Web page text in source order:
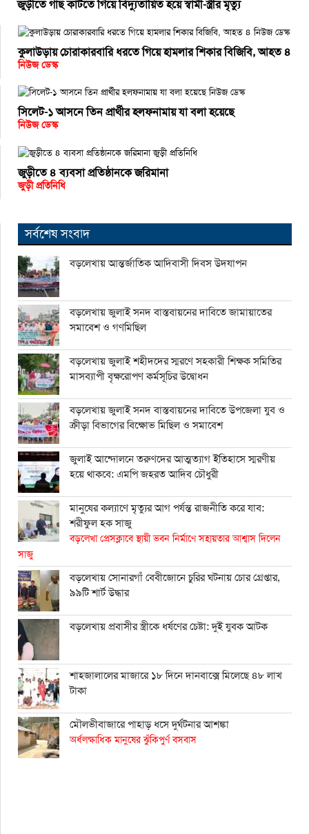
জুড়ীতে গাছ কাটতে গিয়ে বিদ্যুতায়িত হয়ে স্বামী-স্ত্রীর মৃত্যু
কুলাউড়ায় চোরাকারবারি ধরতে গিয়ে হামলার শিকার বিজিবি, আহত ৪
নিউজ ডেস্ক
সিলেট-১ আসনে তিন প্রার্থীর হলফনামায় যা বলা হয়েছে
নিউজ ডেস্ক
জুড়ীতে ৪ ব্যবসা প্রতিষ্ঠানকে জরিমানা
জুড়ী প্রতিনিধি
সর্বশেষ সংবাদ
বড়লেখায় আন্তর্জাতিক আদিবাসী দিবস উদযাপন
বড়লেখায় জুলাই সনদ বাস্তবায়নের দাবিতে জামায়াতের
সমাবেশ ও গণমিছিল
বড়লেখায় জুলাই শহীদদের স্মরণে সহকারী শিক্ষক সমিতির
মাসব্যাপী বৃক্ষরোপণ কর্মসূচির উদ্বোধন
বড়লেখায় জুলাই সনদ বাস্তবায়নের দাবিতে উপজেলা যুব ও
ক্রীড়া বিভাগের বিক্ষোভ মিছিল ও সমাবেশ
জুলাই আন্দোলনে তরুণদের আত্মত্যাগ ইতিহাসে স্মরণীয়
হয়ে থাকবে: এমপি জহরত আদিব চৌধুরী
মানুষের কল্যাণে মৃত্যুর আগ পর্যন্ত রাজনীতি করে যাব:
শরীফুল হক সাজু
বড়লেখা প্রেসক্লাবে স্থায়ী ভবন নির্মাণে সহায়তার আশ্বাস দিলেন
সাজু
বড়লেখায় সোনারগাঁ বেবীজোনে চুরির ঘটনায় চোর গ্রেপ্তার,
৯৯টি শার্ট উদ্ধার
বড়লেখায় প্রবাসীর স্ত্রীকে ধর্ষণের চেষ্টা: দুই যুবক আটক
শাহ্জালালের মাজারে ১৮ দিনে দানবাক্সে মিলেছে ৪৮ লাখ
টাকা
মৌলভীবাজারে পাহাড় ধসে দুর্ঘটনার আশঙ্কা
অর্ধলক্ষাধিক মানুষের ঝুঁকিপুর্ণ বসবাস